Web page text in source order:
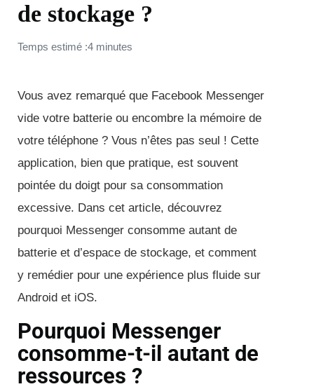
de stockage ?
Temps estimé :4 minutes
Vous avez remarqué que Facebook Messenger
vide votre batterie ou encombre la mémoire de
votre téléphone ? Vous n’êtes pas seul ! Cette
application, bien que pratique, est souvent
pointée du doigt pour sa consommation
excessive. Dans cet article, découvrez
pourquoi Messenger consomme autant de
batterie et d’espace de stockage, et comment
y remédier pour une expérience plus fluide sur
Android et iOS.
Pourquoi Messenger
consomme-t-il autant de
ressources ?